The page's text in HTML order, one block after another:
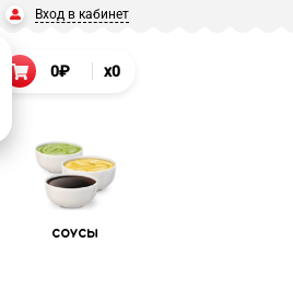
Вход в кабинет
0₽ x0
Соусы